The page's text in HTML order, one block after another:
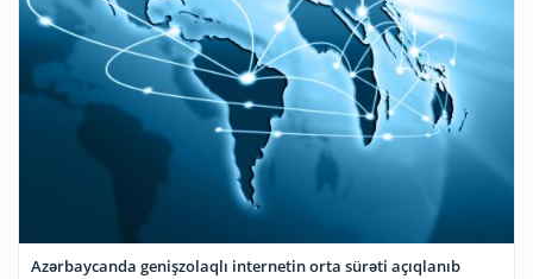
Azərbaycanda genişzolaqlı internetin orta sürəti açıqlanıb